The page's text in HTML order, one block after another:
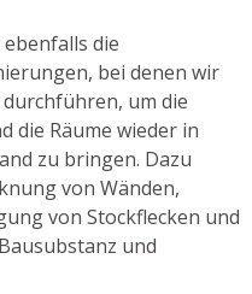
die
bei denen wir
um die
die Räume wieder in
zu bringen. Dazu
von Wänden,
von Stockflecken und
und